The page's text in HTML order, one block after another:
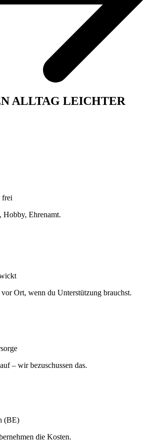
ALLTAG LEICHTER
frei
Ehrenamt.
Ort, wenn du Unterstützung brauchst.
– wir bezuschussen das.
(BE)
die Kosten.